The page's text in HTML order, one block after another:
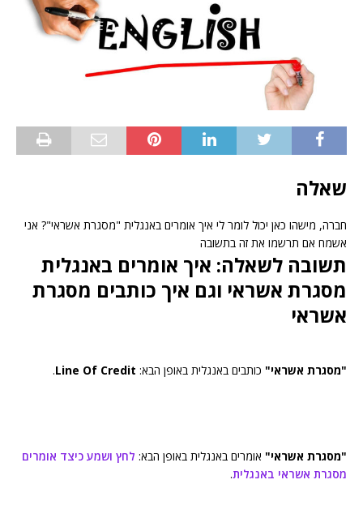
שאלה
חברה, מישהו כאן יכול לומר לי איך אומרים באנגלית "מסגרת אשראי"? אני
אשמח אם תרשמו את זה בתשובה
תשובה לשאלה: איך אומרים באנגלית
מסגרת אשראי וגם איך כותבים מסגרת
אשראי
"מסגרת אשראי" כותבים באנגלית באופן הבא: Line Of Credit
.
"מסגרת אשראי" אומרים באנגלית באופן הבא: לחץ ושמע כיצד אומרים
מסגרת אשראי באנגלית.